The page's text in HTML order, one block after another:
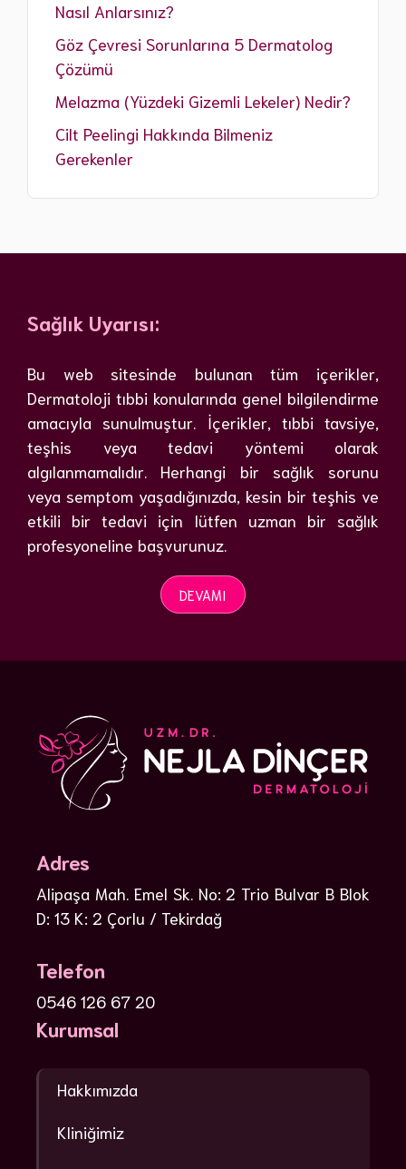
Nasıl Anlarsınız?
Göz Çevresi Sorunlarına 5 Dermatolog
Çözümü
Melazma (Yüzdeki Gizemli Lekeler) Nedir?
Cilt Peelingi Hakkında Bilmeniz
Gerekenler
Sağlık Uyarısı:
Bu web sitesinde bulunan tüm içerikler,
Dermatoloji tıbbi konularında genel bilgilendirme
amacıyla sunulmuştur. İçerikler, tıbbi tavsiye,
teşhis veya tedavi yöntemi olarak
algılanmamalıdır. Herhangi bir sağlık sorunu
veya semptom yaşadığınızda, kesin bir teşhis ve
etkili bir tedavi için lütfen uzman bir sağlık
profesyoneline başvurunuz.
DEVAMI
Adres
Alipaşa Mah. Emel Sk. No: 2 Trio Bulvar B Blok
D: 13 K: 2 Çorlu / Tekirdağ
Telefon
0546 126 67 20
Kurumsal
Hakkımızda
Kliniğimiz